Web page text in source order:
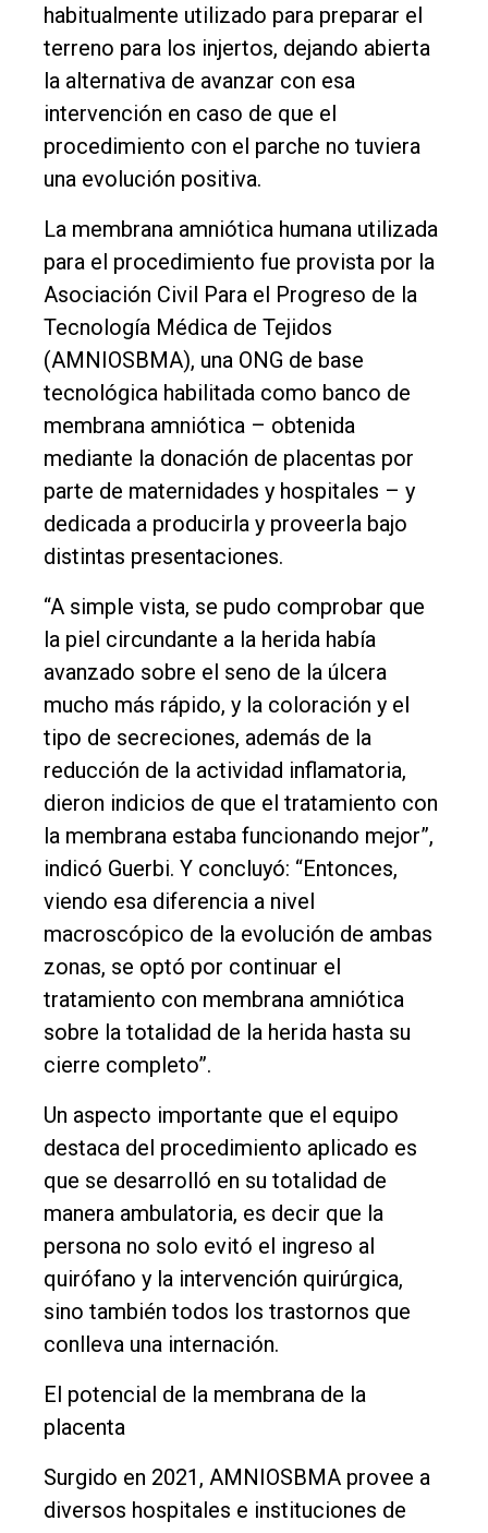
habitualmente utilizado para preparar el
terreno para los injertos, dejando abierta
la alternativa de avanzar con esa
intervención en caso de que el
procedimiento con el parche no tuviera
una evolución positiva.
La membrana amniótica humana utilizada
para el procedimiento fue provista por la
Asociación Civil Para el Progreso de la
Tecnología Médica de Tejidos
(AMNIOSBMA), una ONG de base
tecnológica habilitada como banco de
membrana amniótica – obtenida
mediante la donación de placentas por
parte de maternidades y hospitales – y
dedicada a producirla y proveerla bajo
distintas presentaciones.
“A simple vista, se pudo comprobar que
la piel circundante a la herida había
avanzado sobre el seno de la úlcera
mucho más rápido, y la coloración y el
tipo de secreciones, además de la
reducción de la actividad inflamatoria,
dieron indicios de que el tratamiento con
la membrana estaba funcionando mejor”,
indicó Guerbi. Y concluyó: “Entonces,
viendo esa diferencia a nivel
macroscópico de la evolución de ambas
zonas, se optó por continuar el
tratamiento con membrana amniótica
sobre la totalidad de la herida hasta su
cierre completo”.
Un aspecto importante que el equipo
destaca del procedimiento aplicado es
que se desarrolló en su totalidad de
manera ambulatoria, es decir que la
persona no solo evitó el ingreso al
quirófano y la intervención quirúrgica,
sino también todos los trastornos que
conlleva una internación.
El potencial de la membrana de la
placenta
Surgido en 2021, AMNIOSBMA provee a
diversos hospitales e instituciones de